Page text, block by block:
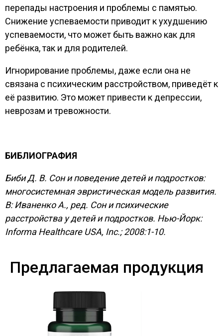
перепады настроения и проблемы с памятью.
Снижение успеваемости приводит к ухудшению
успеваемости, что может быть важно как для
ребёнка, так и для родителей.
Игнорирование проблемы, даже если она не
связана с психическим расстройством, приведёт к
её развитию. Это может привести к депрессии,
неврозам и тревожности.
БИБЛИОГРАФИЯ
Биби Д. В. Сон и поведение детей и подростков:
многосистемная эвристическая модель развития.
В: Иваненко А., ред. Сон и психические
расстройства у детей и подростков. Нью-Йорк:
Informa Healthcare USA, Inc.; 2008:1-10.
Предлагаемая продукция